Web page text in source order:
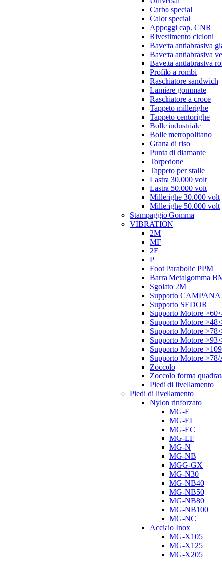
Carbo special
Calor special
Appoggi cap. CNR
Rivestimento cicloni
Bavetta antiabrasiva
Bavetta antiabrasiva
Bavetta antiabrasiva
Profilo a rombi
Raschiatore sandwich
Lamiere gommate
Raschiatore a croce
Tappeto millerighe
Tappeto centorighe
Bolle industriale
Bolle metropolitano
Grana di riso
Punta di diamante
Torpedone
Tappeto per stalle
Lastra 30.000 volt
Lastra 50.000 volt
Millerighe 30.000 volt
Millerighe 50.000 volt
Stampaggio Gomma
VIBRATION
2M
MF
2F
P
Foot Parabolic PPM
Barra Metalgomma
Sgolato 2M
Supporto CAMPANA
Supporto SEDOR
Supporto Motore >60<
Supporto Motore >48<
Supporto Motore >78<
Supporto Motore >93<
Supporto Motore
Supporto Motore
Zoccolo
Zoccolo forma
Piedi di livellamento
Piedi di livellamento
Nylon rinforzato
MG-E
MG-EL
MG-EC
MG-EF
MG-N
MG-NB
MGG-GX
MG-N30
MG-NB40
MG-NB50
MG-NB80
MG-NB100
MG-NC
Acciaio Inox
MG-X105
MG-X125
MG-X205